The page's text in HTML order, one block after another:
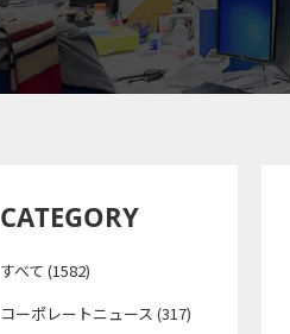
CATEGORY
すべて (1582)
コーポレートニュース (317)